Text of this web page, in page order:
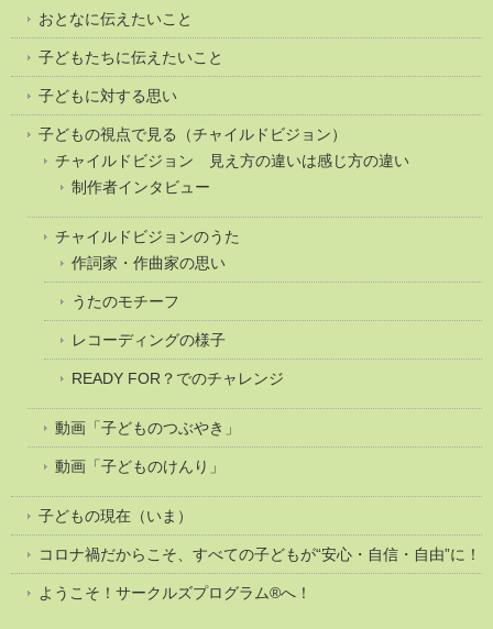
おとなに伝えたいこと
子どもたちに伝えたいこと
子どもに対する思い
子どもの視点で見る（チャイルドビジョン）
チャイルドビジョン 見え方の違いは感じ方の違い
制作者インタビュー
チャイルドビジョンのうた
作詞家・作曲家の思い
うたのモチーフ
レコーディングの様子
READY FOR？でのチャレンジ
動画「子どものつぶやき」
動画「子どものけんり」
子どもの現在（いま）
コロナ禍だからこそ、すべての子どもが“安心・自信・自由”に！
ようこそ！サークルズプログラム®へ！